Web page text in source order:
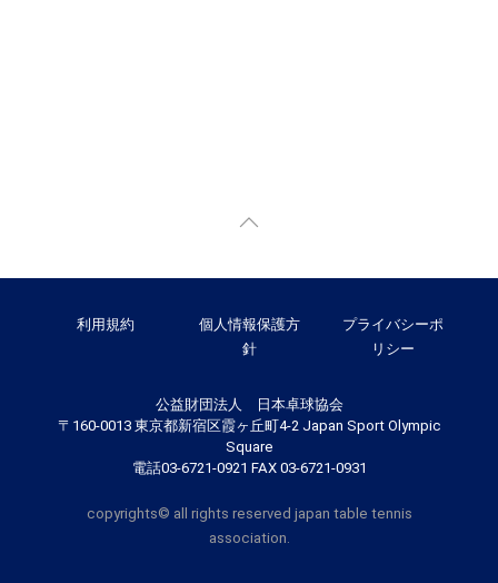
利用規約
個人情報保護方
針
プライバシーポ
リシー
公益財団法人 日本卓球協会
〒160-0013 東京都新宿区霞ヶ丘町4-2 Japan Sport Olympic
Square
電話03-6721-0921 FAX 03-6721-0931
copyrights© all rights reserved japan table tennis
association.